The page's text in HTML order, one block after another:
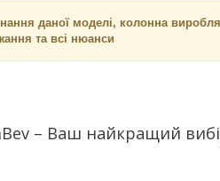
даної моделі, колонна
та всі нюанси
– Ваш найкращий